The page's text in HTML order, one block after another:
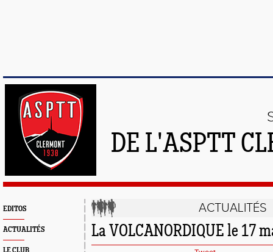
DE L'ASPTT
EDITOS
ACTUALITÉS
ACTUALITÉS
La VOLCANORDIQUE le 17